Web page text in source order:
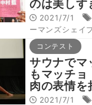
のは美しす
主だった
2021/7/1
ーマンズシェイ
コンテスト
サウナでマ
もマッチ
肉の表情を
児2021/7/1